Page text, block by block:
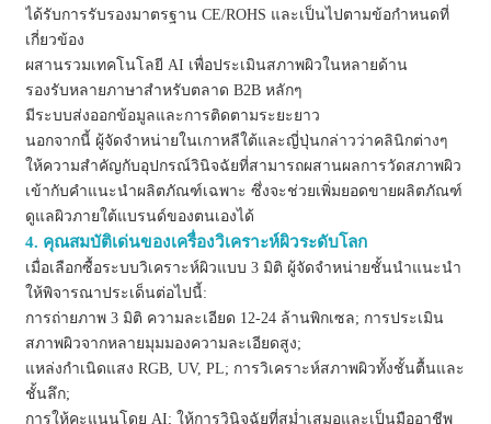
ได้รับการรับรองมาตรฐาน CE/ROHS และเป็นไปตามข้อกำหนดที่
เกี่ยวข้อง
ผสานรวมเทคโนโลยี AI เพื่อประเมินสภาพผิวในหลายด้าน
รองรับหลายภาษาสำหรับตลาด B2B หลักๆ
มีระบบส่งออกข้อมูลและการติดตามระยะยาว
นอกจากนี้ ผู้จัดจำหน่ายในเกาหลีใต้และญี่ปุ่นกล่าวว่าคลินิกต่างๆ
ให้ความสำคัญกับอุปกรณ์วินิจฉัยที่สามารถผสานผลการวัดสภาพผิว
เข้ากับคำแนะนำผลิตภัณฑ์เฉพาะ ซึ่งจะช่วยเพิ่มยอดขายผลิตภัณฑ์
ดูแลผิวภายใต้แบรนด์ของตนเองได้
4. คุณสมบัติเด่นของเครื่องวิเคราะห์ผิวระดับโลก
เมื่อเลือกซื้อระบบวิเคราะห์ผิวแบบ 3 มิติ ผู้จัดจำหน่ายชั้นนำแนะนำ
ให้พิจารณาประเด็นต่อไปนี้:
การถ่ายภาพ 3 มิติ ความละเอียด 12-24 ล้านพิกเซล; การประเมิน
สภาพผิวจากหลายมุมมองความละเอียดสูง;
แหล่งกำเนิดแสง RGB, UV, PL; การวิเคราะห์สภาพผิวทั้งชั้นตื้นและ
ชั้นลึก;
การให้คะแนนโดย AI; ให้การวินิจฉัยที่สม่ำเสมอและเป็นมืออาชีพ